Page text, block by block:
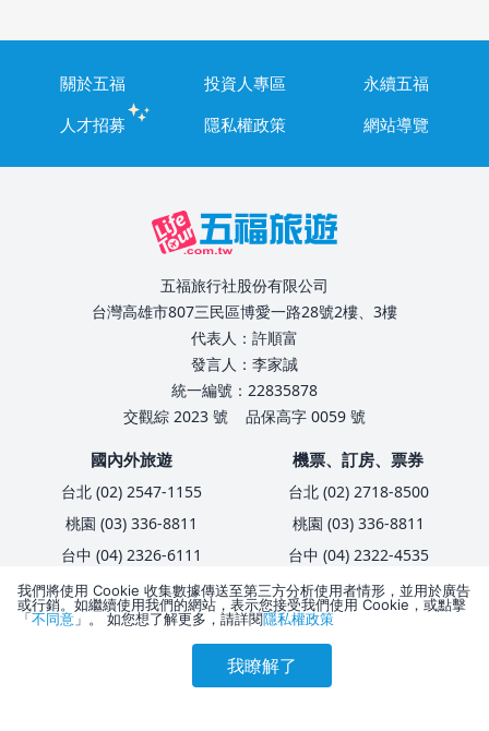
刷卡優惠 會員訂購
關於五福 投資人專區
永續五福
人才招募
隱私權政策 網站導覽
五福旅行社股份有限公司
台灣高雄市807三民區博愛一路28號2樓、3樓
代表人：許順富
發言人：李家誠
統一編號：22835878
交觀綜 2023 號
品保高字 0059 號
國內外旅遊
台北 (02) 2547-1155
桃園 (03) 336-8811
台中 (04) 2326-6111
台南 (06) 238-9111
高雄 (07) 323-1166
機票、訂房、票券
台北 (02) 2718-8500
桃園 (03) 336-8811
台中 (04) 2322-4535
台南 (06) 238-9111
高雄 (07) 323-1166
我們將使用 Cookie 收集數據傳送至第三方分析使用者情形，並用於廣告
或行銷。如繼續使用我們的網站，表示您接受我們使用 Cookie，或點擊
「不同意 」。 如您想了解更多，請詳閱隱私權政策
我瞭解了